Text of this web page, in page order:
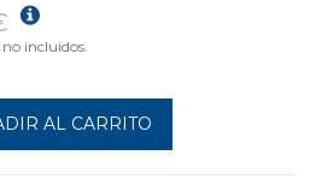
incluidos.
AL CARRITO